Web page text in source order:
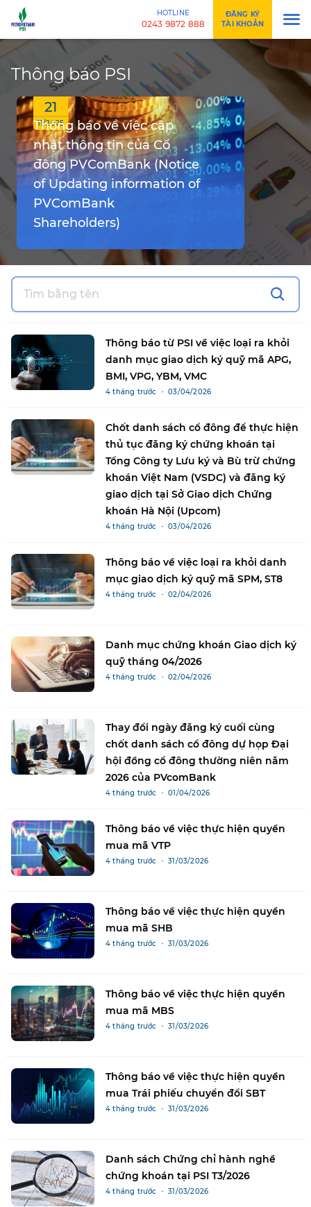
HOTLINE
0243 9872 888
ĐĂNG KÝ
TÀI KHOẢN
Thông báo PSI
21
11/2025
Thông báo về việc cập
nhật thông tin của Cổ
đông PVComBank (Notice
of Updating information of
PVComBank
Shareholders)
Thông báo từ PSI về việc loại ra khỏi
danh mục giao dịch ký quỹ mã APG,
BMI, VPG, YBM, VMC
4 tháng trước ・ 03/04/2026
Chốt danh sách cổ đông để thực hiện
thủ tục đăng ký chứng khoán tại
Tổng Công ty Lưu ký và Bù trừ chứng
khoán Việt Nam (VSDC) và đăng ký
giao dịch tại Sở Giao dịch Chứng
khoán Hà Nội (Upcom)
4 tháng trước ・ 03/04/2026
Thông báo về việc loại ra khỏi danh
mục giao dịch ký quỹ mã SPM, ST8
4 tháng trước ・ 02/04/2026
Danh mục chứng khoán Giao dịch ký
quỹ tháng 04/2026
4 tháng trước ・ 02/04/2026
Thay đổi ngày đăng ký cuối cùng
chốt danh sách cổ đông dự họp Đại
hội đồng cổ đông thường niên năm
2026 của PVcomBank
4 tháng trước ・ 01/04/2026
Thông báo về việc thực hiện quyền
mua mã VTP
4 tháng trước ・ 31/03/2026
Thông báo về việc thực hiện quyền
mua mã SHB
4 tháng trước ・ 31/03/2026
Thông báo về việc thực hiện quyền
mua mã MBS
4 tháng trước ・ 31/03/2026
Thông báo về việc thực hiện quyền
mua Trái phiếu chuyển đổi SBT
4 tháng trước ・ 31/03/2026
Danh sách Chứng chỉ hành nghề
chứng khoán tại PSI T3/2026
4 tháng trước ・ 31/03/2026